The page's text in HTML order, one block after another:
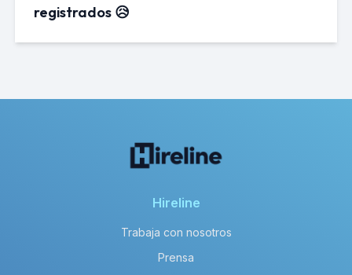
registrados 😥
Hireline
Trabaja con nosotros
Prensa